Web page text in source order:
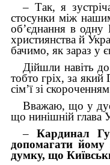
– Так, я
стосунки між
об’єднання в
християнства й
бачимо, як зараз у
Дійшли навіть
тобто гріх, за
сім’ї зі
Вважаю, що у
що нинішній глава
– Кардинал
допомагати йому
думку, що